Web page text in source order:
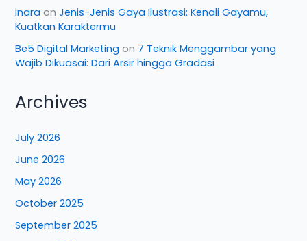
inara onJenis-Jenis Gaya Ilustrasi: Kenali Gayamu,
Kuatkan Karaktermu
Be5 Digital Marketing on 7 Teknik Menggambar yang
Wajib Dikuasai: Dari Arsir hingga Gradasi
Archives
July 2026
June 2026
May 2026
October 2025
September 2025